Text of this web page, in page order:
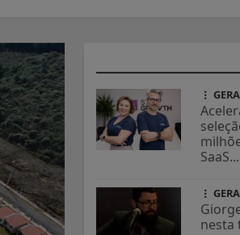
SaaS...
nesta